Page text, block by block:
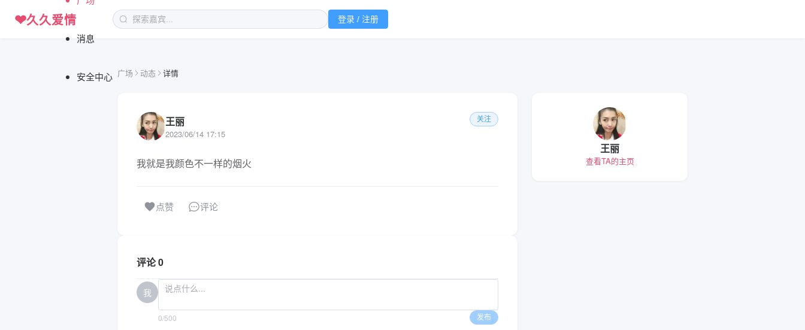
❤久久爱情
消息
安全中心
登录 / 注册
广场 动态 详情
王丽
2023/06/14 17:15
关注
我就是我颜色不一样的烟火
点赞 评论
评论 0
我
0/500 发布
王丽
查看TA的主页